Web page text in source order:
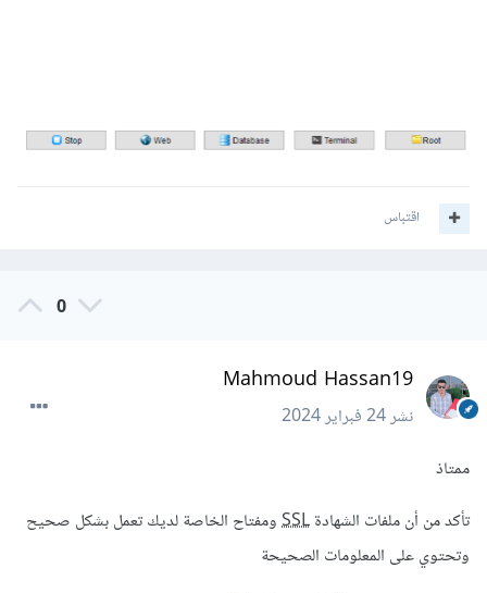
اقتباس
0
Mahmoud Hassan19
نشر24 فبراير 2024
ممتاذ
تأكد من أن ملفات الشهادةSSLومفتاح الخاصة لديك تعمل بشكل صحيح
وتحتوي على المعلومات الصحيحة